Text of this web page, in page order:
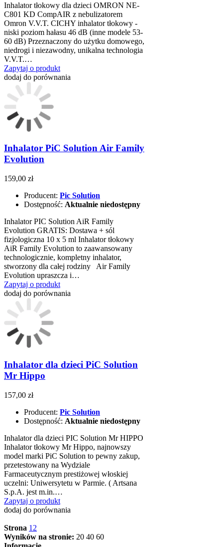
Inhalator tłokowy dla dzieci OMRON NE-
C801 KD CompAIR z nebulizatorem
Omron V.V.T. CICHY inhalator tłokowy -
niski poziom hałasu 46 dB (inne modele 53-
60 dB) Przeznaczony do użytku domowego,
niedrogi i niezawodny, unikalna technologia
V.V.T.…
Zapytaj o produkt
dodaj do porównania
Inhalator PiC Solution Air Family
Evolution
159,00 zł
Producent: Pic Solution
Dostępność: Aktualnie niedostępny
Inhalator PIC Solution AiR Family
Evolution GRATIS: Dostawa + sól
fizjologiczna 10 x 5 ml Inhalator tłokowy
AiR Family Evolution to zaawansowany
technologicznie, kompletny inhalator,
stworzony dla całej rodziny Air Family
Evolution upraszcza i…
Zapytaj o produkt
dodaj do porównania
Inhalator dla dzieci PiC Solution
Mr Hippo
157,00 zł
Producent: Pic Solution
Dostępność: Aktualnie niedostępny
Inhalator dla dzieci PIC Solution Mr HIPPO
Inhalator tłokowy Mr Hippo, najnowszy
model marki PiC Solution to pewny zakup,
przetestowany na Wydziale
Farmaceutycznym prestiżowej włoskiej
uczelni: Uniwersytetu w Parmie. ( Artsana
S.p.A. jest m.in.…
Zapytaj o produkt
dodaj do porównania
Strona 1 2
Wyników na stronie: 20 40 60